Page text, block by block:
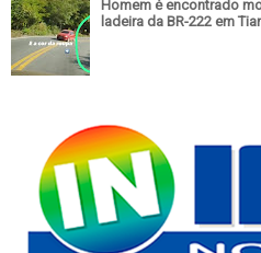
Homem é encontrado
ladeira da BR-222 em